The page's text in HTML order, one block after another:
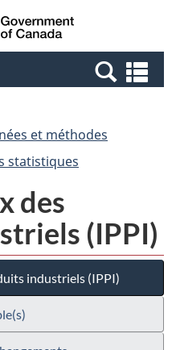
Passer
au
Passer
à
Canada
et
et méthodes
statistiques
des
(IPPI)
industriels (IPPI)